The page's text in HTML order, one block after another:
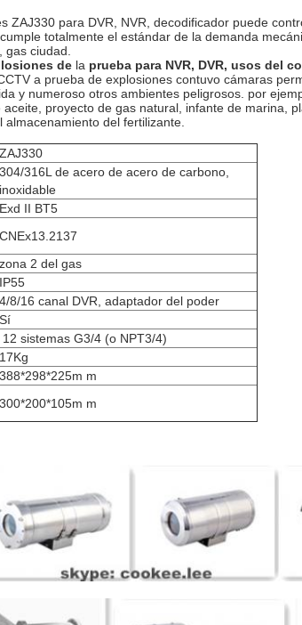
ZAJ330 para DVR, NVR, decodificador puede
totalmente el estándar de la demanda
ciudad.
de la prueba para NVR, DVR, usos del
a prueba de explosiones contuvo cámaras
y numeroso otros ambientes peligrosos. por
proyecto de gas natural, infante de marina,
del fertilizante.
ZAJ330
304/316L de acero de acero de carbono,
inoxidable
Exd II BT5
CNEx13.2137
zona 2 del gas
IP55
4/8/16 canal DVR, adaptador del poder
Sí
12 sistemas G3/4 (o NPT3/4)
17Kg
388*298*225m m
300*200*105m m